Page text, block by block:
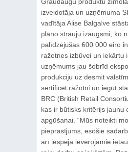
izveidotāja un uzņēmuma
vadītāja Alise Balgalve
plāno strauju izaugsmi, ko
palīdzējušas 600 000 eiro
ražotnes izbūvei un iekārtu
uzņēmums jau šobrīd
produkciju uz desmit
sertificēt ražotni un iegūt
BRC (British Retail
kas ir būtisks kritērijs jaunu
apgūšanai. “Mūs noteikti
pieprasījums, esošie
arī iespēja ievērojamie